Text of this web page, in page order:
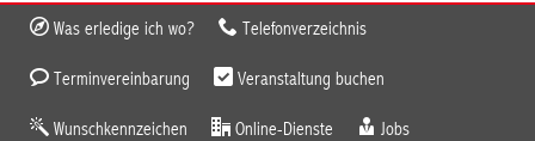
Was erledige ich wo? Telefonverzeichnis
Terminvereinbarung Veranstaltung buchen
Wunschkennzeichen Online-Dienste Jobs